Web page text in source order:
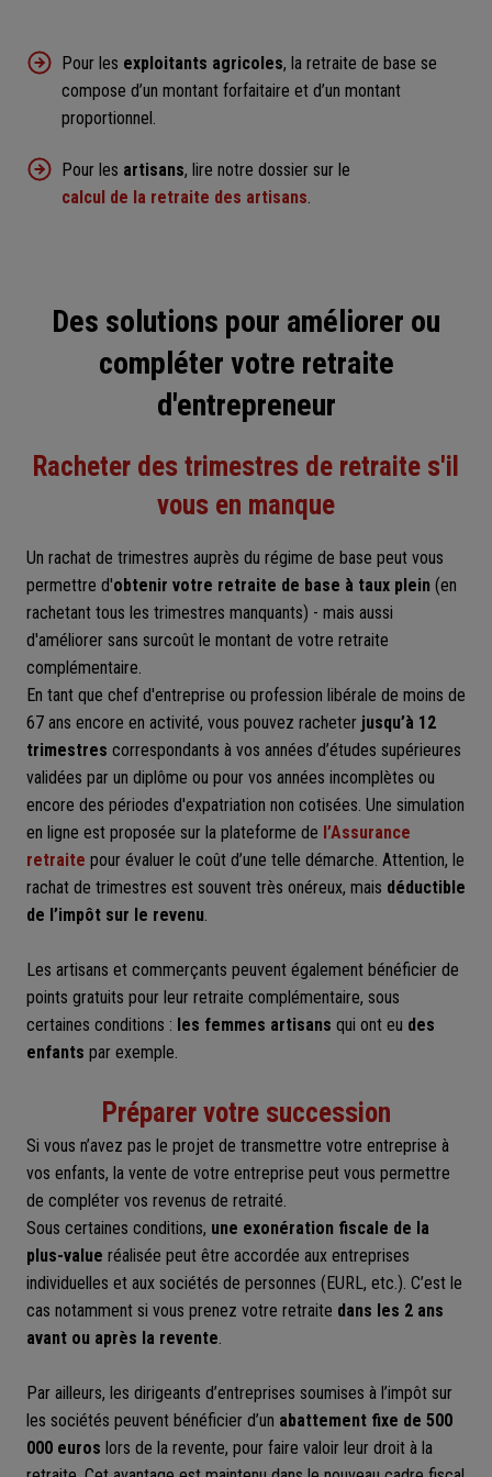
Pour les exploitants agricoles, la retraite de base se
compose d’un montant forfaitaire et d’un montant
proportionnel.
Pour les artisans, lire notre dossier sur le
calcul de la retraite des artisans.
Des solutions pour améliorer ou
compléter votre retraite
d'entrepreneur
Racheter des trimestres de retraite s'il
vous en manque
Un rachat de trimestres auprès du régime de base peut vous
permettre d'obtenir votre retraite de base à taux plein (en
rachetant tous les trimestres manquants) - mais aussi
d'améliorer sans surcoût le montant de votre retraite
complémentaire.
En tant que chef d'entreprise ou profession libérale de moins de
67 ans encore en activité, vous pouvez racheter jusqu’à 12
trimestres correspondants à vos années d’études supérieures
validées par un diplôme ou pour vos années incomplètes ou
encore des périodes d'expatriation non cotisées. Une simulation
en ligne est proposée sur la plateforme de l’Assurance
retraite pour évaluer le coût d’une telle démarche. Attention, le
rachat de trimestres est souvent très onéreux, mais déductible
de l’impôt sur le revenu.
Les artisans et commerçants peuvent également bénéficier de
points gratuits pour leur retraite complémentaire, sous
certaines conditions : les femmes artisans qui ont eu des
enfants par exemple.
Préparer votre succession
Si vous n’avez pas le projet de transmettre votre entreprise à
vos enfants, la vente de votre entreprise peut vous permettre
de compléter vos revenus de retraité.
Sous certaines conditions, une exonération fiscale de la
plus-value réalisée peut être accordée aux entreprises
individuelles et aux sociétés de personnes (EURL, etc.). C’est le
cas notamment si vous prenez votre retraite dans les 2 ans
avant ou après la revente.
Par ailleurs, les dirigeants d’entreprises soumises à l’impôt sur
les sociétés peuvent bénéficier d’un abattement fixe de 500
000 euros lors de la revente, pour faire valoir leur droit à la